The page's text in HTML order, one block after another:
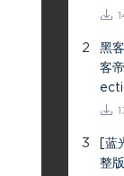
2
黑
客
3
[
整